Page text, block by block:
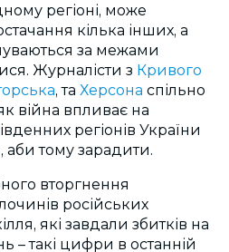
регіоні, може
кілька інших, а
за межами
Журналісти з Кривого
, та Херсона спільно
війна впливає на
регіонів України
тому зарадити.
вторгнення
російських
які завдали збитків на
– такі цифри в останній